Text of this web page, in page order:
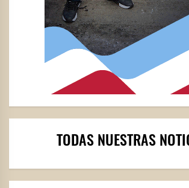
TODAS NUESTRAS